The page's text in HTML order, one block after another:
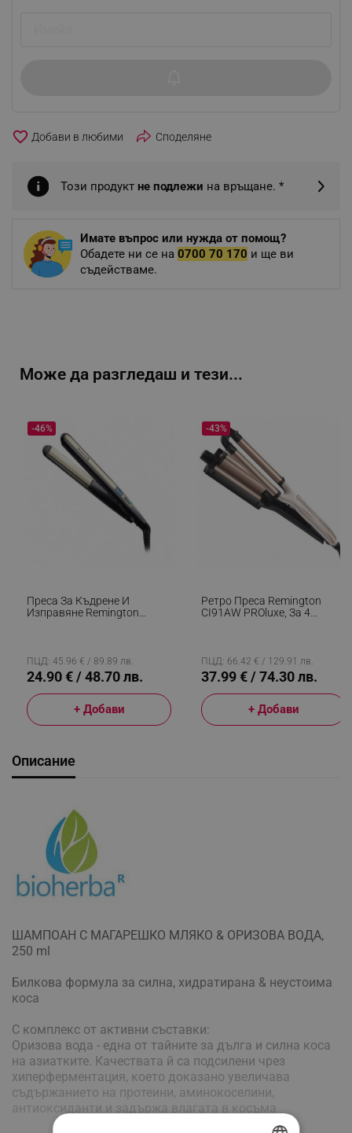
favorite_border Споделяне
Този продукт не подлежи на връщане. *
Имате въпрос или нужда от помощ?
Обадете ни се на 0700 70 170 и ще ви
съдействаме.
Може да разгледаш и тези...
Преса За Къдрене И
Изправяне Remington
Златист/черен
-46%
ПЦД: 45.96 € / 89.89 лв.
24.90 € / 48.70 лв.
+ Добави
Ретро Преса Remington
CI91AW PROluxe, За 4
-43%
ПЦД: 66.42 € / 129.91 лв.
37.99 € / 74.30 лв.
+ Добави
Описание
ШАМПОАН С МАГАРЕШКО МЛЯКО & ОРИЗОВА ВОДА,
250 ml
Билкова формула за силна, хидратирана & неустоима
коса
С комплекс от активни съставки:
Оризова вода - една от тайните за дълга и силна коса
на азиатките. Качествата й са подсилени чрез
хиперферментация, което доказано увеличава
съдържанието на протеини, аминокоселини,
антиоксиданти и задържа влагата в косъма